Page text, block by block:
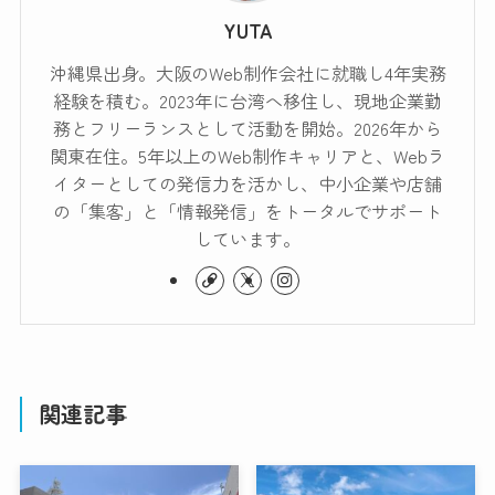
YUTA
沖縄県出身。大阪のWeb制作会社に就職し4年実務
経験を積む。2023年に台湾へ移住し、現地企業勤
務とフリーランスとして活動を開始。2026年から
関東在住。5年以上のWeb制作キャリアと、Webラ
イターとしての発信力を活かし、中小企業や店舗
の「集客」と「情報発信」をトータルでサポート
しています。
関連記事